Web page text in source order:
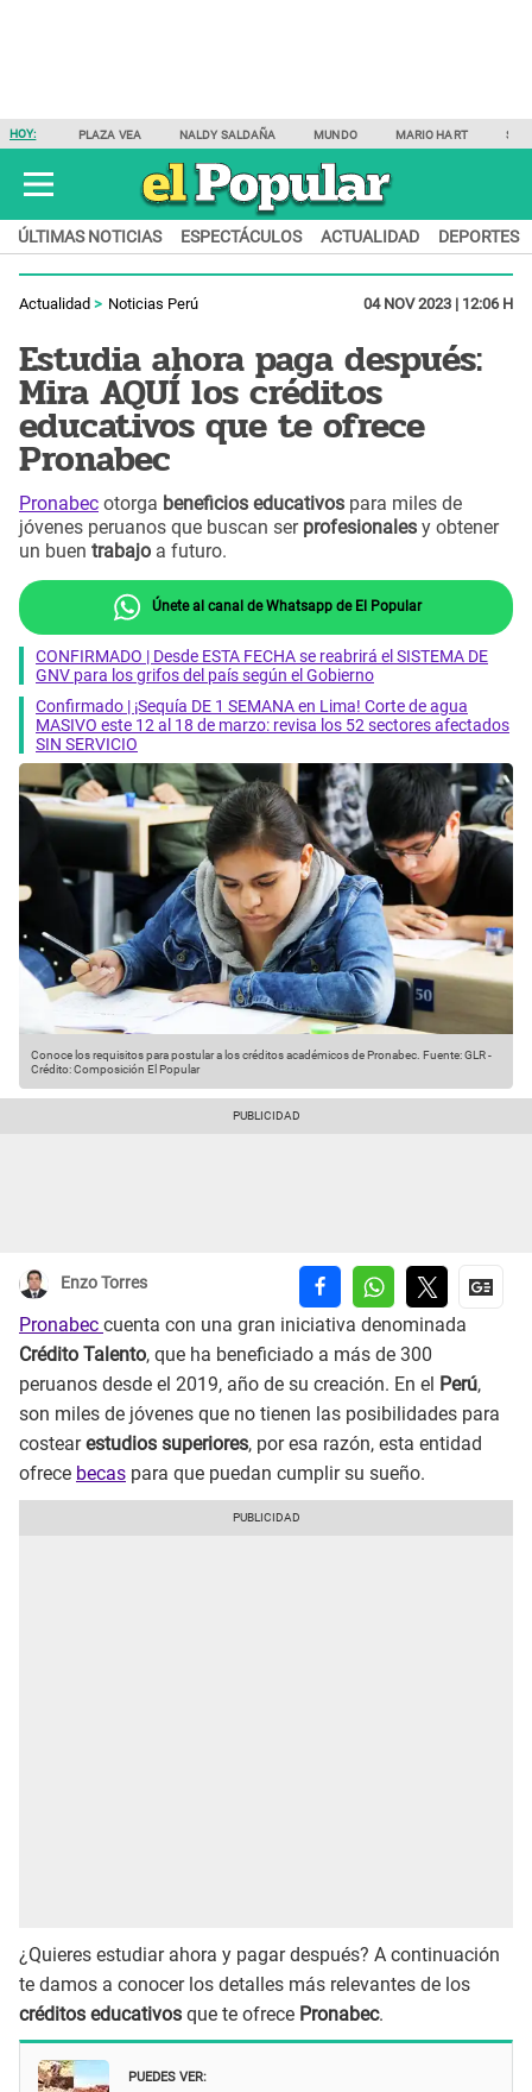
HOY: PLAZA VEA NALDY SALDAÑA MUNDO MARIO HART
ÚLTIMAS NOTICIAS ESPECTÁCULOS ACTUALIDAD DEPORTES
Actualidad Noticias Perú 04 NOV 2023 | 12:06 H
Estudia ahora paga después:
Mira AQUÍ los créditos
educativos que te ofrece
Pronabec
Pronabec otorga beneficios educativos para miles de
jóvenes peruanos que buscan ser profesionales y obtener
un buen trabajo a futuro.
Únete al canal de Whatsapp de El Popular
CONFIRMADO | Desde ESTA FECHA se reabrirá el SISTEMA DE
GNV para los grifos del país según el Gobierno
Confirmado | ¡Sequía DE 1 SEMANA en Lima! Corte de agua
MASIVO este 12 al 18 de marzo: revisa los 52 sectores afectados
SIN SERVICIO
Conoce los requisitos para postular a los créditos académicos de Pronabec. Fuente: GLR-
Crédito: Composición El Popular
Enzo Torres
Pronabec cuenta con una gran iniciativa denominada
Crédito Talento, que ha beneficiado a más de 300
peruanos desde el 2019, año de su creación. En el Perú,
son miles de jóvenes que no tienen las posibilidades para
costearestudios superiores, por esa razón, esta entidad
ofrece becas para que puedan cumplir su sueño.
¿Quieres estudiar ahora y pagar después? A continuación
te damos a conocer los detalles más relevantes de los
créditos educativos que te ofrece Pronabec.
PUEDES VER: